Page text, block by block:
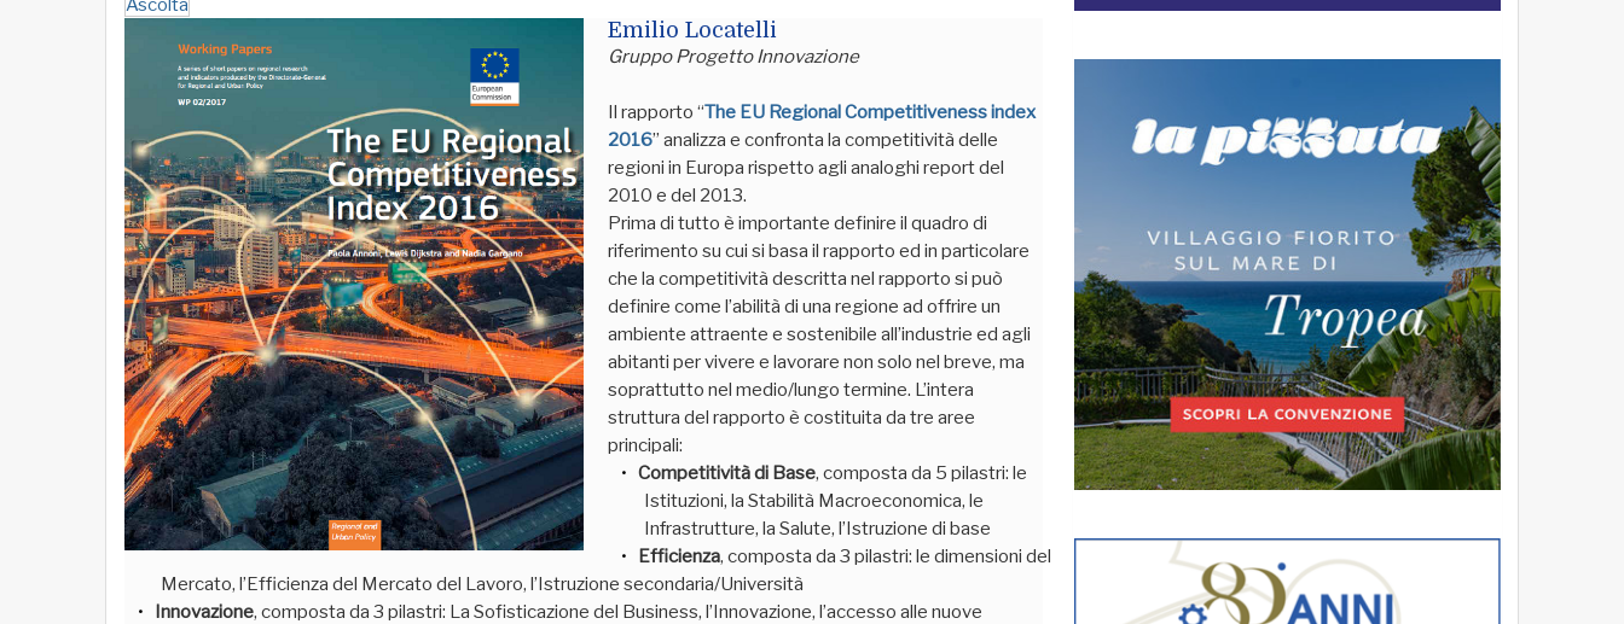
Ascolta
Emilio Locatelli
Gruppo Progetto Innovazione
Il rapporto “The EU Regional Competitiveness index
2016” analizza e confronta la competitività delle
regioni in Europa rispetto agli analoghi report del
2010 e del 2013.
Prima di tutto è importante definire il quadro di
riferimento su cui si basa il rapporto ed in particolare
che la competitività descritta nel rapporto si può
definire come l’abilità di una regione ad offrire un
ambiente attraente e sostenibile all’industrie ed agli
abitanti per vivere e lavorare non solo nel breve, ma
soprattutto nel medio/lungo termine. L’intera
struttura del rapporto è costituita da tre aree
principali:
Competitività di Base, composta da 5 pilastri: le
Istituzioni, la Stabilità Macroeconomica, le
Infrastrutture, la Salute, l’Istruzione di base
Efficienza, composta da 3 pilastri: le dimensioni del
Mercato, l’Efficienza del Mercato del Lavoro, l’Istruzione secondaria/Università
Innovazione, composta da 3 pilastri: La Sofisticazione del Business, l’Innovazione, l’accesso alle nuove